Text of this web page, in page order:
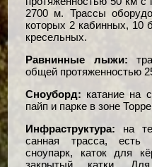
2700 м. Трассы
которых 2 кабинных, 10
кресельных.
Равнинные лыжи:
общей протяженностью
Сноуборд: катание на
пайп и парке в зоне
Инфраструктура: на
санная трасса, есть
сноупарк, каток для
закрытый катки. Для